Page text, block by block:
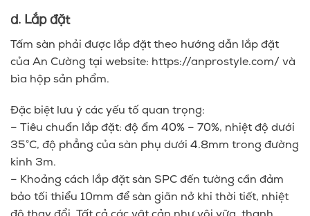
d. Lắp đặt
Tấm sàn phải được lắp đặt theo hướng dẫn lắp đặt
của An Cường tại website: https://anprostyle.com/ và
bìa hộp sản phẩm.
Đặc biệt lưu ý các yếu tố quan trọng:
– Tiêu chuẩn lắp đặt: độ ẩm 40% – 70%, nhiệt độ dưới
35°C, độ phẳng của sàn phụ dưới 4.8mm trong đường
kinh 3m.
– Khoảng cách lắp đặt sàn SPC đến tường cần đảm
bảo tối thiểu 10mm để sàn giãn nở khi thời tiết, nhiệt